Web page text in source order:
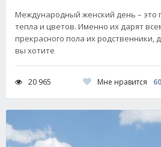
Международный женский день – это
тепла и цветов. Именно их дарят
прекрасного пола их родственники,
вы хотите
20 965 Мне нравится 60